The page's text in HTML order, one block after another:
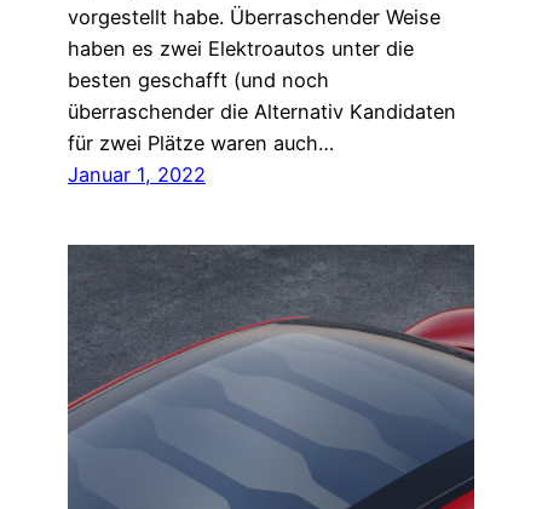
vorgestellt habe. Überraschender Weise
haben es zwei Elektroautos unter die
besten geschafft (und noch
überraschender die Alternativ Kandidaten
für zwei Plätze waren auch…
Januar 1, 2022